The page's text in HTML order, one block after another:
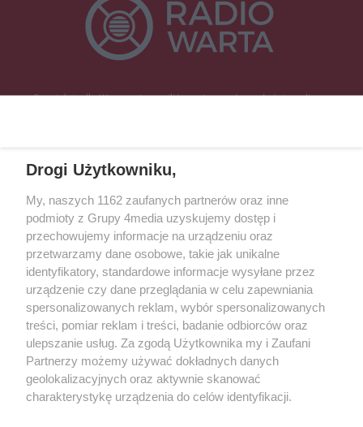
Specjalnie dla Was postanowiliśmy stworzyć rozgłośnię radiową
Śrem, Jarocin, Gniezno, Ostrów Wlkp.).
Kontakt Reklama Patronat
Dane firmowe
Regulamin serwisu i ogłoszeń drobnych
Regulamin konkursów
Polityka prywatności
Przetwarzanie danych osobowych
Zapisz się do newslettera
Dołącz do grona ludzi najlepiej poinformowanych!
Zapisz się »
Drogi Użytkowniku,
My, naszych 1162 zaufanych partnerów oraz inne
podmioty z Grupy 4media uzyskujemy dostęp i
przechowujemy informacje na urządzeniu oraz
przetwarzamy dane osobowe, takie jak unikalne
identyfikatory, standardowe informacje wysyłane przez
urządzenie czy dane przeglądania w celu zapewniania
spersonalizowanych reklam, wybór spersonalizowanych
treści, pomiar reklam i treści, badanie odbiorców oraz
ulepszanie usług. Za zgodą Użytkownika my i Zaufani
Partnerzy możemy używać dokładnych danych
geolokalizacyjnych oraz aktywnie skanować
charakterystykę urządzenia do celów identyfikacji.